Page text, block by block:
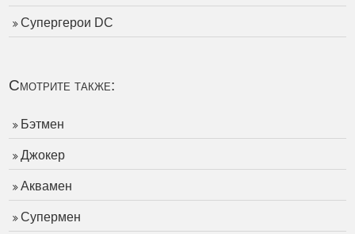
Супергерои DC
Смотрите также:
Бэтмен
Джокер
Аквамен
Супермен